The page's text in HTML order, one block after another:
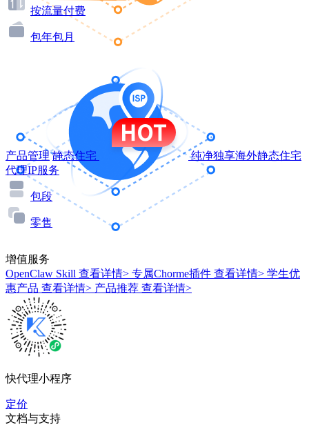
按流量付费
包年包月
产品管理 静态住宅
纯净独享海外静态住宅
代理IP服务
包段
零售
增值服务
OpenClaw Skill 查看详情> 专属Chorme插件 查看详情> 学生优
惠产品 查看详情> 产品推荐 查看详情>
快代理小程序
定价
文档与支持